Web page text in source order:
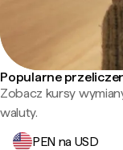
Popularne
Zobacz kursy
waluty.
PEN na USD